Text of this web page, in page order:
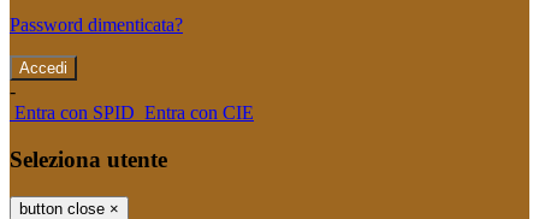
Password dimenticata?
-
Entra con SPID Entra con CIE
Seleziona utente
button close ×